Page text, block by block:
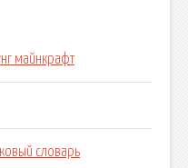
майнкрафт
словарь